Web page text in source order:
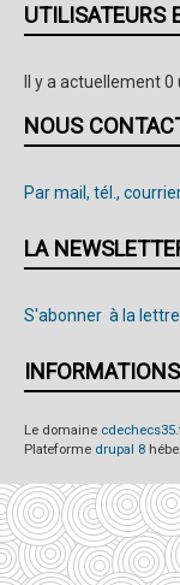
UTILISATEURS
Il y a actuellement
NOUS
Par mail, tél.,
LA
S'abonner à la
Le domaine
Plateforme drupal 8